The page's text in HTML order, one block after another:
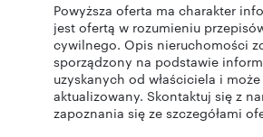
Powyższa oferta ma charakter
jest ofertą w rozumieniu
cywilnego. Opis nieruchomości
sporządzony na podstawie
uzyskanych od właściciela i
aktualizowany. Skontaktuj się z
zapoznania się ze szczegółami